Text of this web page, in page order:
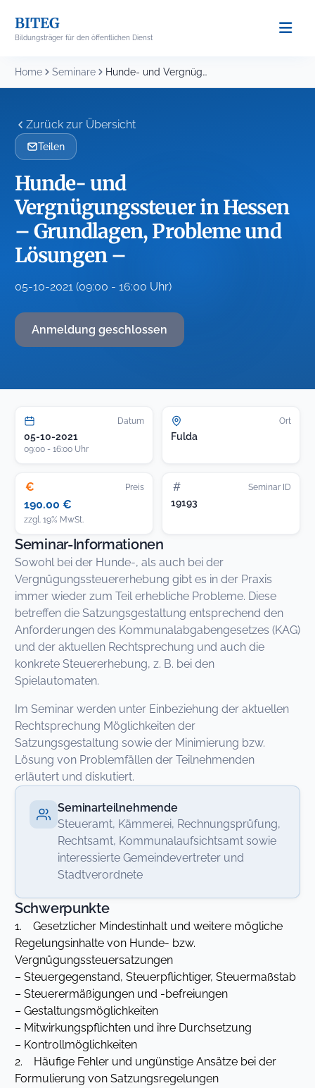
content
BITEG
Bildungsträger für den öffentlichen Dienst
Home Seminare Hunde- und Vergnügungssteuer in Hessen – Grundlagen, Probleme...
Zurück zur Übersicht
Teilen
Hunde- und
Vergnügungssteuer in Hessen
– Grundlagen, Probleme und
Lösungen –
05-10-2021 (09:00 - 16:00 Uhr)
Anmeldung geschlossen
Datum
05-10-2021
09:00 - 16:00 Uhr
Ort
Fulda
€ Preis
190.00 €
zzgl. 19% MwSt.
# Seminar ID
19193
Seminar-Informationen
Sowohl bei der Hunde-, als auch bei der
Vergnügungssteuererhebung gibt es in der Praxis
immer wieder zum Teil erhebliche Probleme. Diese
betreffen die Satzungsgestaltung entsprechend den
Anforderungen des Kommunalabgabengesetzes (KAG)
und der aktuellen Rechtsprechung und auch die
konkrete Steuererhebung, z. B. bei den
Spielautomaten.
Im Seminar werden unter Einbeziehung der aktuellen
Rechtsprechung Möglichkeiten der
Satzungsgestaltung sowie der Minimierung bzw.
Lösung von Problemfällen der Teilnehmenden
erläutert und diskutiert.
Seminarteilnehmende
Steueramt, Kämmerei, Rechnungsprüfung,
Rechtsamt, Kommunalaufsichtsamt sowie
interessierte Gemeindevertreter und
Stadtverordnete
Schwerpunkte
1. Gesetzlicher Mindestinhalt und weitere mögliche
Regelungsinhalte von Hunde- bzw.
Vergnügungssteuersatzungen
– Steuergegenstand, Steuerpflichtiger, Steuermaßstab
– Steuerermäßigungen und -befreiungen
– Gestaltungsmöglichkeiten
– Mitwirkungspflichten und ihre Durchsetzung
– Kontrollmöglichkeiten
2. Häufige Fehler und ungünstige Ansätze bei der
Formulierung von Satzungsregelungen